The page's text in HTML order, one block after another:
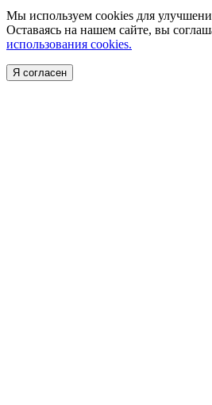
Мы используем cookies для
Оставаясь на нашем сайте, вы
использования cookies.
Я согласен